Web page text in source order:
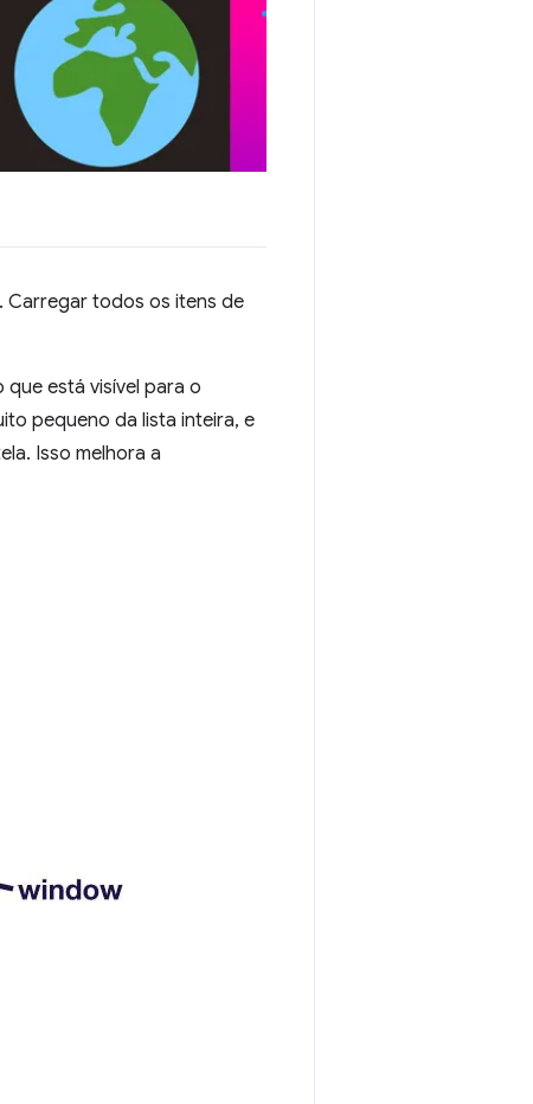
Carregar todos os itens de
que está visível para o
pequeno da lista inteira, e
Isso melhora a